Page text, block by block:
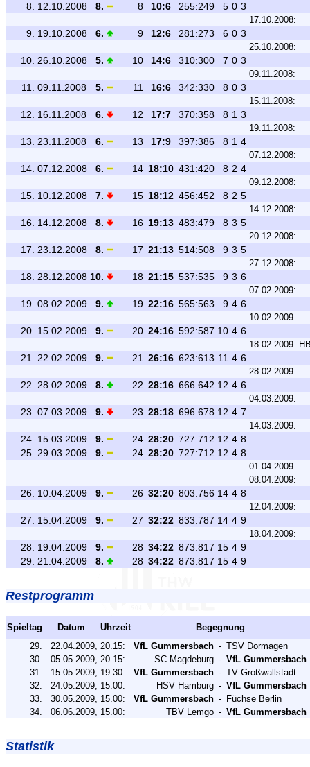
8. 12.10.2008 8. 8 10:6 255:249 5 0 3
17.10.2008:
9. 19.10.2008 6. 9 12:6 281:273 6 0 3
25.10.2008:
10. 26.10.2008 5. 10 14:6 310:300 7 0 3
09.11.2008:
11. 09.11.2008 5. 11 16:6 342:330 8 0 3
15.11.2008:
12. 16.11.2008 6. 12 17:7 370:358 8 1 3
19.11.2008:
13. 23.11.2008 6. 13 17:9 397:386 8 1 4
07.12.2008:
14. 07.12.2008 6. 14 18:10 431:420 8 2 4
09.12.2008:
15. 10.12.2008 7. 15 18:12 456:452 8 2 5
14.12.2008:
16. 14.12.2008 8. 16 19:13 483:479 8 3 5
20.12.2008:
17. 23.12.2008 8. 17 21:13 514:508 9 3 5
27.12.2008:
18. 28.12.2008 10. 18 21:15 537:535 9 3 6
07.02.2009:
19. 08.02.2009 9. 19 22:16 565:563 9 4 6
10.02.2009:
20. 15.02.2009 9. 20 24:16 592:587 10 4 6
18.02.2009:
21. 22.02.2009 9. 21 26:16 623:613 11 4 6
28.02.2009:
22. 28.02.2009 8. 22 28:16 666:642 12 4 6
04.03.2009:
23. 07.03.2009 9. 23 28:18 696:678 12 4 7
14.03.2009:
24. 15.03.2009 9. 24 28:20 727:712 12 4 8
25. 29.03.2009 9. 24 28:20 727:712 12 4 8
01.04.2009:
08.04.2009:
26. 10.04.2009 9. 26 32:20 803:756 14 4 8
12.04.2009:
27. 15.04.2009 9. 27 32:22 833:787 14 4 9
18.04.2009:
28. 19.04.2009 9. 28 34:22 873:817 15 4 9
29. 21.04.2009 8. 28 34:22 873:817 15 4 9
Restprogramm
Spieltag Datum Uhrzeit
Begegnung
29.
22.04.2009, 20.15: VfL Gummersbach - TSV Dormagen
30.
05.05.2009, 20.15: SC Magdeburg - VfL Gummersbach
31.
15.05.2009, 19.30: VfL Gummersbach - TV Großwallstadt
32.
24.05.2009, 15.00: HSV Hamburg - VfL Gummersbach
33.
30.05.2009, 15.00: VfL Gummersbach - Füchse Berlin
34.
06.06.2009, 15.00: TBV Lemgo - VfL Gummersbach
Statistik